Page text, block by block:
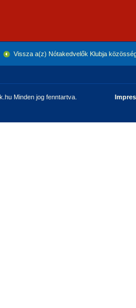
Vissza a(z) Nótakedvelők Klubja
Minden jog fenntartva.